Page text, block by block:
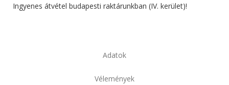
Ingyenes átvétel budapesti raktárunkban (IV. kerület)!
Adatok
Vélemények